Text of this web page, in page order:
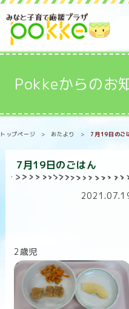
Pokkeからのお
トップページ > おたより > 7月19日のご
7月19日のごはん
2歳児